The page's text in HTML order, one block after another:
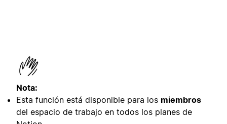
Nota:
Esta función está disponible para los miembros
del espacio de trabajo en todos los planes de